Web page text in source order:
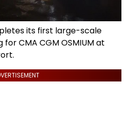
its first large-scale
CMA CGM OSMIUM at